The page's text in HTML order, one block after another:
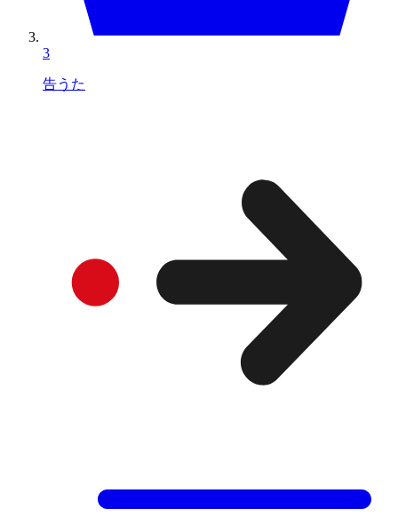
3
告うた